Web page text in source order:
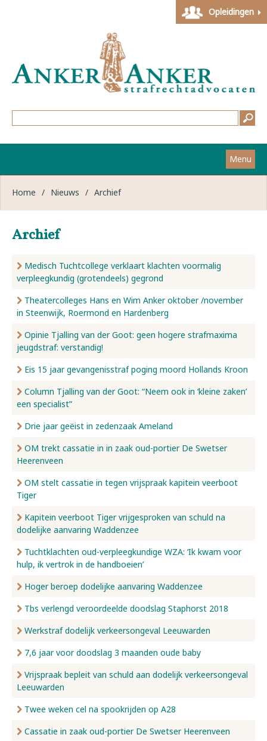
Opleidingen
Menu
Home
Strafzaken
Werkwijze
Nieuws
Over ons
Contact
Home / Nieuws / Archief
Archief
Medisch Tuchtcollege verklaart klachten voormalig
verpleegkundig (grotendeels) gegrond
Theatercolleges Hans en Wim Anker oktober /november
in Steenwijk, Roermond en Hardenberg
Opinie Tjalling van der Goot: geen hogere strafmaxima
jeugdstraf: verstandig!
Eis 15 jaar gevangenisstraf poging moord Hollands Kroon
Column Tjalling van der Goot: “Neem ook in ‘kleine zaken’
een specialist”
Drie jaar geëist in zedenzaak Ameland
OM trekt cassatie in in zaak oud-portier De Swetser
Heerenveen
OM stelt cassatie in tegen vrijspraak kapitein veerboot
Tiger
Kapitein veerboot Tiger vrijgesproken van schuld na
dodelijke aanvaring Waddenzee
Tuchtklachten oud-verpleegkundige WZA: ‘Ik kwam voor
hulp, ik vertrok in de handboeien’
Hoger beroep dodelijke aanvaring Waddenzee
Tbs verlengd veroordeelde doodslag Staphorst 2018
Werkstraf dodelijk verkeersongeval Leeuwarden
7,6 jaar voor doodslag 3 maanden oude baby
Vrijspraak bepleit van schuld aan dodelijk verkeersongeval
Leeuwarden
Twee weken cel na spookrijden op A28
Cassatie in zaak oud-portier De Swetser Heerenveen